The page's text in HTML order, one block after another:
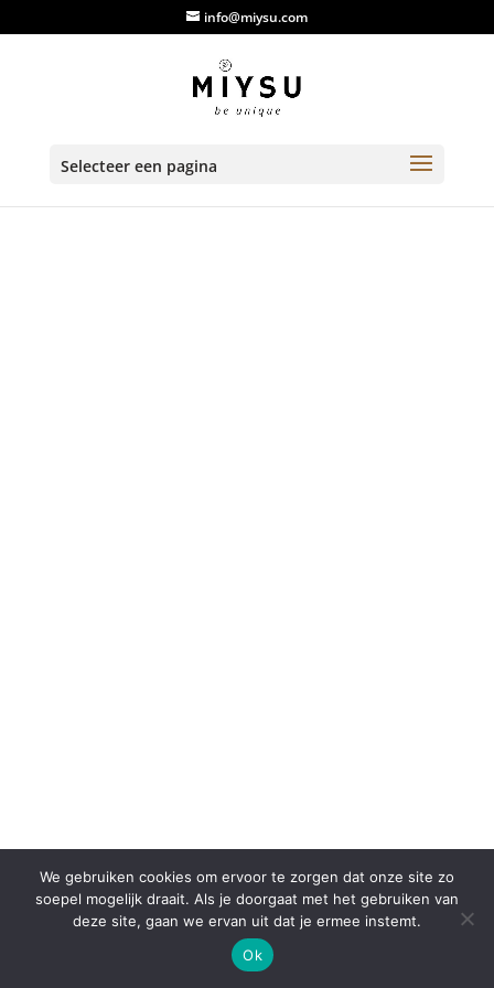
info@miysu.com
Selecteer een pagina
Miysu, be unique l Naaistudio 84 l copyright 2024
We gebruiken cookies om ervoor te zorgen dat onze site zo
soepel mogelijk draait. Als je doorgaat met het gebruiken van
deze site, gaan we ervan uit dat je ermee instemt.
Ok